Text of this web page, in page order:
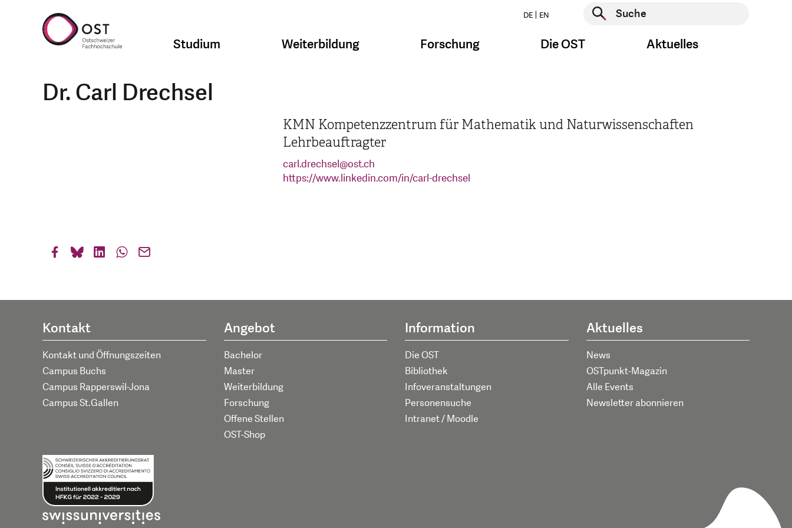
DE EN
Suche starten
Studium Weiterbildung Forschung Die OST Aktuelles
Dr. Carl Drechsel
KMN Kompetenzzentrum für Mathematik und Naturwissenschaften
Lehrbeauftragter
carl.drechsel@ost.ch
https://www.linkedin.com/in/carl-drechsel
Kontakt
Kontakt und Öffnungszeiten
Campus Buchs
Campus Rapperswil-Jona
Campus St.Gallen
Angebot
Bachelor
Master
Weiterbildung
Forschung
Offene Stellen
OST-Shop
Information
Die OST
Bibliothek
Infoveranstaltungen
Personensuche
Intranet / Moodle
Aktuelles
News
OSTpunkt-Magazin
Alle Events
Newsletter abonnieren